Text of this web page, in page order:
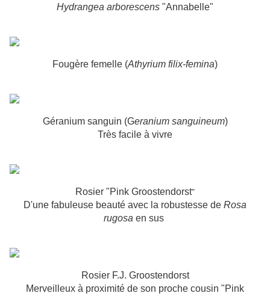
Hydrangea arborescens "Annabelle"
Fougère femelle (Athyrium filix-femina)
Géranium sanguin (Geranium sanguineum)
Très facile à vivre
Rosier "Pink Groostendorst"
D'une fabuleuse beauté avec la robustesse de Rosa
rugosa en sus
Rosier F.J. Groostendorst
Merveilleux à proximité de son proche cousin "Pink